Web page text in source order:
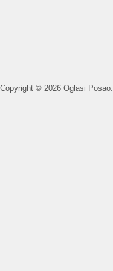
Copyright © 2026 Oglasi